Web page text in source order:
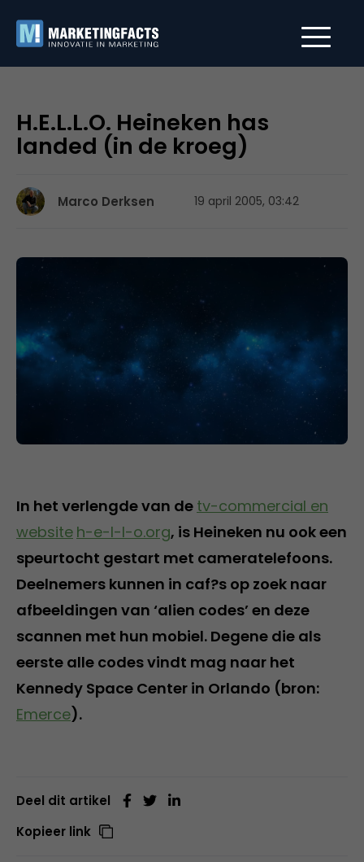
H.E.L.L.O. Heineken has
landed (in de kroeg)
Marco Derksen 19 april 2005, 03:42
In het verlengde van de tv-commercial en
website h-e-l-l-o.org, is Heineken nu ook een
speurtocht gestart met cameratelefoons.
Deelnemers kunnen in caf?s op zoek naar
afbeeldingen van ‘alien codes’ en deze
scannen met hun mobiel. Degene die als
eerste alle codes vindt mag naar het
Kennedy Space Center in Orlando (bron:
Emerce).
Deel dit artikel
Kopieer link